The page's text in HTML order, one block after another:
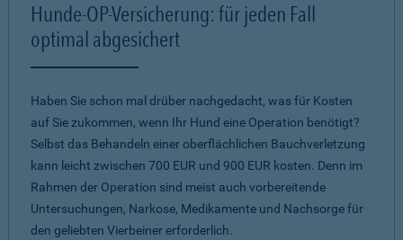
Hunde-OP-Versicherung: für jeden Fall
optimal abgesichert
Haben Sie schon mal drüber nachgedacht, was für Kosten
auf Sie zukommen, wenn Ihr Hund eine Operation benötigt?
Selbst das Behandeln einer oberflächlichen Bauchverletzung
kann leicht zwischen 700 EUR und 900 EUR kosten. Denn im
Rahmen der Operation sind meist auch vorbereitende
Untersuchungen, Narkose, Medikamente und Nachsorge für
den geliebten Vierbeiner erforderlich.